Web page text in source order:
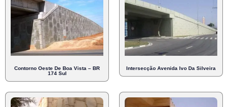
Contorno Oeste De Boa Vista – BR
174 Sul
Intersecção Avenida Ivo Da Silveira